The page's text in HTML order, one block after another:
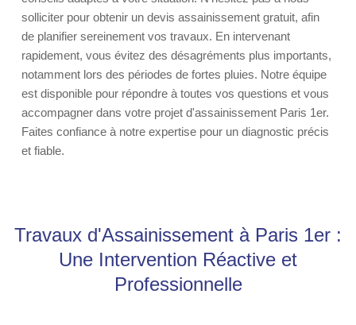
solliciter pour obtenir un devis assainissement gratuit, afin
de planifier sereinement vos travaux. En intervenant
rapidement, vous évitez des désagréments plus importants,
notamment lors des périodes de fortes pluies. Notre équipe
est disponible pour répondre à toutes vos questions et vous
accompagner dans votre projet d'assainissement Paris 1er.
Faites confiance à notre expertise pour un diagnostic précis
et fiable.
Travaux d'Assainissement à Paris 1er :
Une Intervention Réactive et
Professionnelle